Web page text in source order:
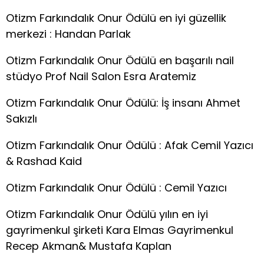
Otizm Farkındalık Onur Ödülü en iyi güzellik
merkezi : Handan Parlak
Otizm Farkındalık Onur Ödülü en başarılı nail
stüdyo Prof Nail Salon Esra Aratemiz
Otizm Farkındalık Onur Ödülü: İş insanı Ahmet
Sakızlı
Otizm Farkındalık Onur Ödülü : Afak Cemil Yazıcı
& Rashad Kaid
Otizm Farkındalık Onur Ödülü : Cemil Yazıcı
Otizm Farkındalık Onur Ödülü yılın en iyi
gayrimenkul şirketi Kara Elmas Gayrimenkul
Recep Akman& Mustafa Kaplan